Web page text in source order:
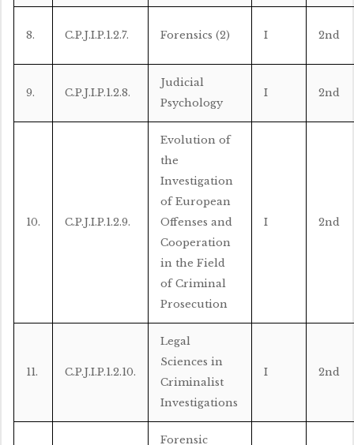
8. C.P.J.I.P.1.2.7. Forensics (2) I 2nd
9. C.P.J.I.P.1.2.8.
Judicial
Psychology
I 2nd
10. C.P.J.I.P.1.2.9.
Evolution of
the
Investigation
of European
Offenses and
Cooperation
in the Field
of Criminal
Prosecution
I 2nd
11. C.P.J.I.P.1.2.10.
Legal
Sciences in
Criminalist
Investigations
I 2nd
Forensic